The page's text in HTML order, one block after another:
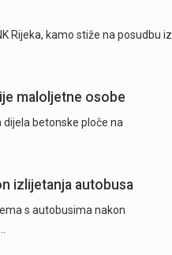
Rijeka, kamo stiže na posudbu iz
maloljetne osobe
dijela betonske ploče na
izlijetanja autobusa
s autobusima nakon